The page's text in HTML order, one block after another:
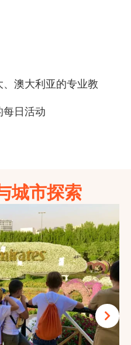
澳大利亚的专业教
每日活动
城市探索